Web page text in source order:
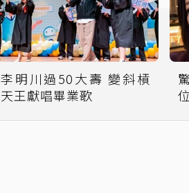
李明川過50大壽 變斜槓
天王獻唱畢業歌